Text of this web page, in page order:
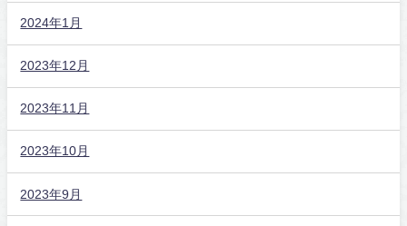
2024年1月
2023年12月
2023年11月
2023年10月
2023年9月